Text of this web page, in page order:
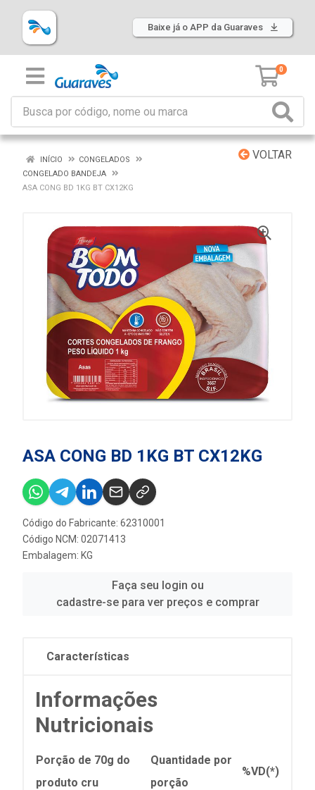
Baixe já o APP da Guaraves
0
VOLTAR
INÍCIO
CONGELADOS
CONGELADO BANDEJA
ASA CONG BD 1KG BT CX12KG
ASA CONG BD 1KG BT CX12KG
Código do Fabricante: 62310001
Código NCM: 02071413
Embalagem: KG
Faça seu login ou
cadastre-se para ver preços e comprar
Características
Informações
Nutricionais
Porção de 70g do
produto cru
Quantidade por
porção
%VD(*)